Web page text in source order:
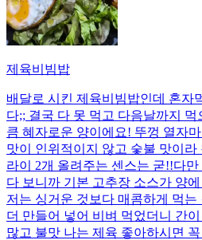
제육비빔밥
배달로 시킨 제육비빔밥인데 혼자
다;; 결국 다 못 먹고 다음날까지
큼 혜자로운 양이에요! 뚜껑 열자
맛이 인위적이지 않고 숯불 맛이
라이 2개 올려주는 센스는 굳!! ​다
다 보니까 기본 고추장 소스가 양
저는 싱거운 것보다 매콤하게 먹는
더 만들어 넣어 비벼 먹었더니 간
많고 불맛 나는 제육 좋아하시면